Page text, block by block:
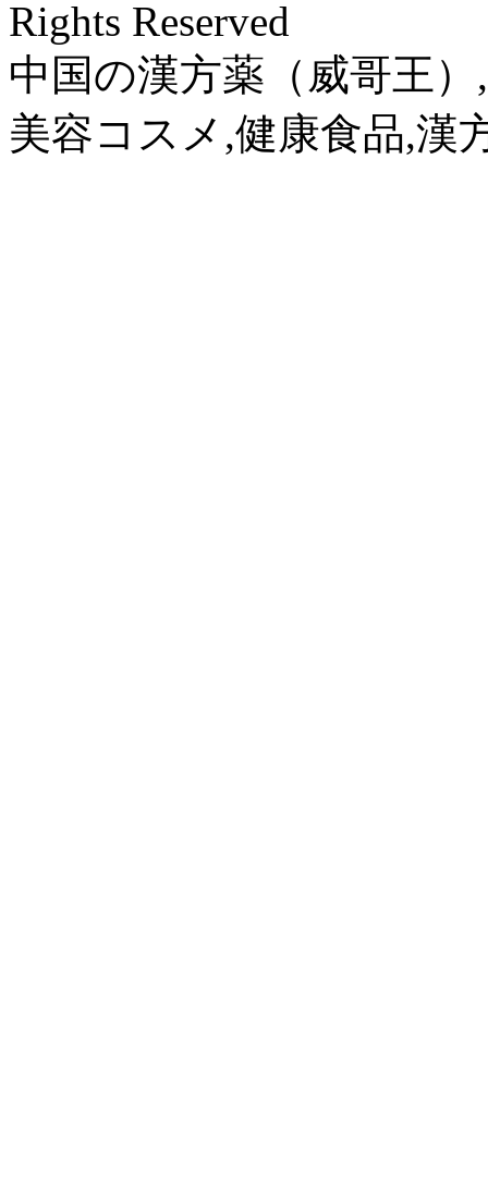
Rights Reserved
中国の漢方薬（威哥王
美容コスメ,健康食品,漢